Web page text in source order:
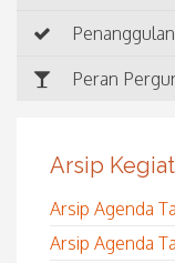
Peran
Arsip
Arsip Agenda
Arsip Agenda